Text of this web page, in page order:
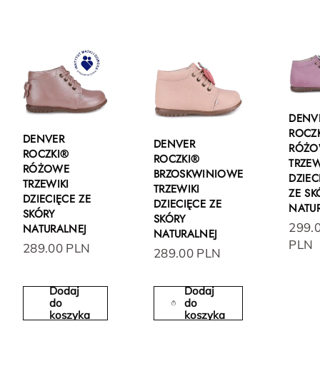
DENVER
ROCZKI®
RÓŻOWE
TRZEWIKI
DZIECIĘCE ZE
SKÓRY
NATURALNEJ
289.00 PLN
Dodaj
do
koszyka
DENVER
ROCZKI®
BRZOSKWINIOWE
TRZEWIKI
DZIECIĘCE ZE
SKÓRY
NATURALNEJ
289.00 PLN
Dodaj
do
koszyka
ZE
PLN